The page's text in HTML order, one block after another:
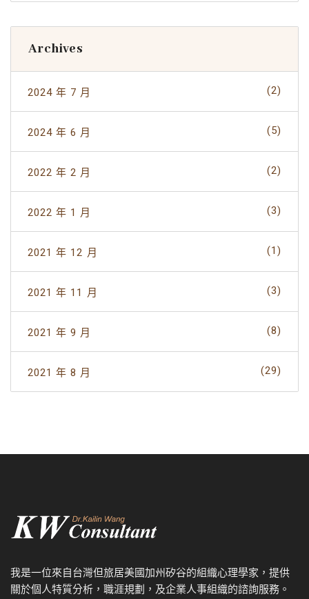
Archives
2024 年 7 月 (2)
2024 年 6 月 (5)
2022 年 2 月 (2)
2022 年 1 月 (3)
2021 年 12 月 (1)
2021 年 11 月 (3)
2021 年 9 月 (8)
2021 年 8 月 (29)
我是一位來自台灣但旅居美國加州矽谷的組織心理學家，提供
關於個人特質分析，職涯規劃，及企業人事組織的諮詢服務。